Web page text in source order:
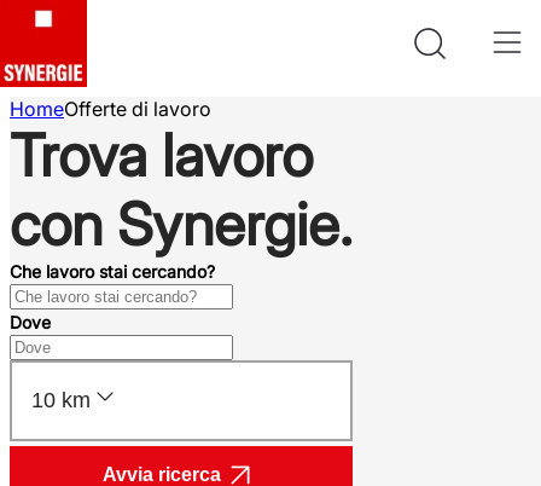
HomeOfferte di lavoro
Trova lavoro
con Synergie.
Che lavoro stai cercando?
Dove
10 km
Avvia ricerca